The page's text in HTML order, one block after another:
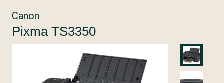
Canon
Pixma TS3350